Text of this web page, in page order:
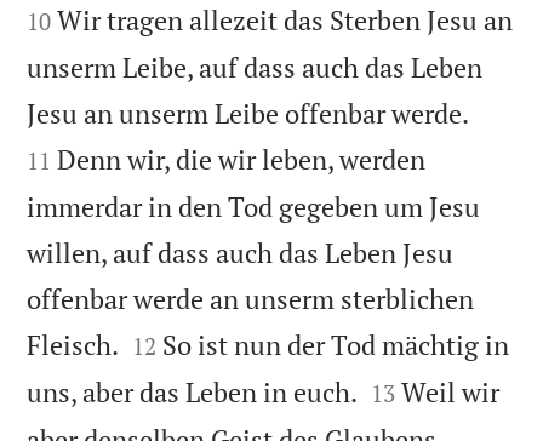
10 Wir tragen allezeit das Sterben Jesu an
unserm Leibe, auf dass auch das Leben
Jesu an unserm Leibe offenbar werde.
11 Denn wir, die wir leben, werden
immerdar in den Tod gegeben um Jesu
willen, auf dass auch das Leben Jesu
offenbar werde an unserm sterblichen
Fleisch. 

12 So ist nun der Tod mächtig in
uns, aber das Leben in euch. 

13 Weil wir